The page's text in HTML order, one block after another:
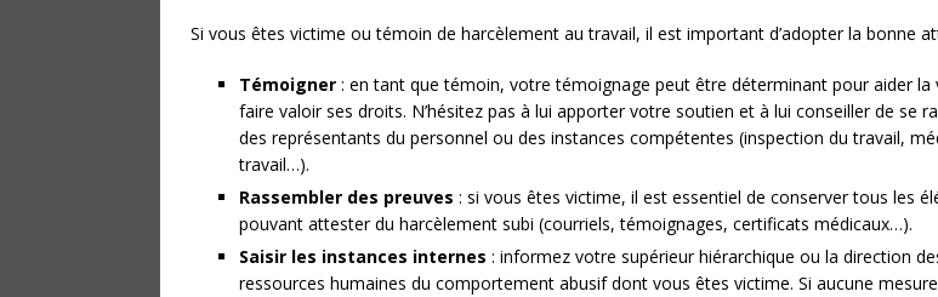
Si vous êtes victime ou témoin de harcèlement au travail, il est important d’adopter la bonne
Témoigner : en tant que témoin, votre témoignage peut être déterminant pour aider la
faire valoir ses droits. N’hésitez pas à lui apporter votre soutien et à lui conseiller de se
des représentants du personnel ou des instances compétentes (inspection du travail,
travail…).
Rassembler des preuves : si vous êtes victime, il est essentiel de conserver tous les
pouvant attester du harcèlement subi (courriels, témoignages, certificats médicaux…).
Saisir les instances internes : informez votre supérieur hiérarchique ou la direction
ressources humaines du comportement abusif dont vous êtes victime. Si aucune mesure